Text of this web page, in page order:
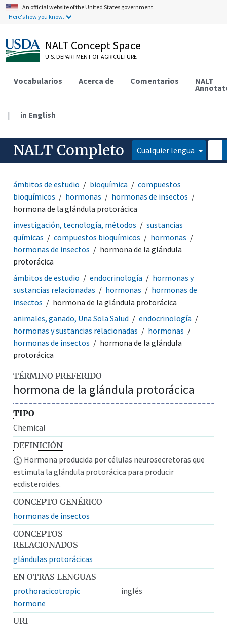
An official website of the United States government.
Here's how you know.
NALT Concept Space
U.S. DEPARTMENT OF AGRICULTURE
Vocabularios Acerca de Comentarios NALT
| in English
NALT Completo Cualquier lengua
ámbitos de estudio bioquímica
compuestos
bioquímicos
hormonas
hormonas de insectos
hormona de la glándula protorácica
investigación, tecnología, métodos
sustancias
químicas
compuestos bioquímicos
hormonas
hormonas de insectos
hormona de la glándula
protorácica
ámbitos de estudio
endocrinología
hormonas y
sustancias relacionadas
hormonas
hormonas de
insectos
hormona de la glándula protorácica
animales, ganado, Una Sola Salud
endocrinología
hormonas y sustancias relacionadas
hormonas
hormonas de insectos
hormona de la glándula
protorácica
TÉRMINO PREFERIDO
hormona de la glándula protorácica
TIPO
Chemical
DEFINICIÓN
Hormona producida por células neurosecretoras que
estimula la glándula protorácica para producir
ecdisteroides.
CONCEPTO GENÉRICO
hormonas de insectos
CONCEPTOS
RELACIONADOS
glándulas protorácicas
EN OTRAS LENGUAS
prothoracicotropic
hormone
inglés
URI